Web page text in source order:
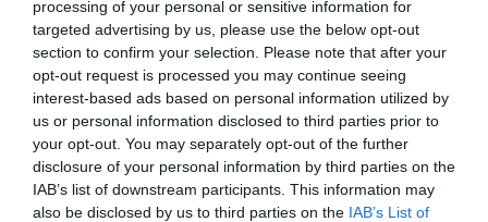
processing of your personal or sensitive information for
targeted advertising by us, please use the below opt-out
section to confirm your selection. Please note that after your
opt-out request is processed you may continue seeing
interest-based ads based on personal information utilized by
us or personal information disclosed to third parties prior to
your opt-out. You may separately opt-out of the further
disclosure of your personal information by third parties on the
IAB’s list of downstream participants. This information may
also be disclosed by us to third parties on the IAB’s List of
Bejegyzés
navigáció
ELŐZŐ
BEJEGYZÉS
Változott a
program a
központokb
an
KÖVETKEZŐ
BEJEGYZÉS
Szentgyörgy
ön a Nép
Ügyvédje